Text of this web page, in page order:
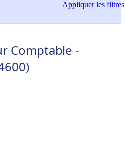
Appliquerles filtres
Comptable -